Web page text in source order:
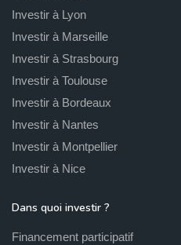
Investir à Lyon
Investir à Marseille
Investir à Strasbourg
Investir à Toulouse
Investir à Bordeaux
Investir à Nantes
Investir à Montpellier
Investir à Nice
Dans quoi investir ?
Financement participatif